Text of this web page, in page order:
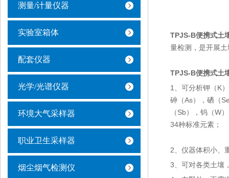
测量/计量仪器
实验室箱体
配套仪器
光学/光谱仪器
环境大气采样器
职业卫生采样器
烟尘烟气检测仪
TPJS-B便携式土
量检测，是开展
TPJS-B便携式土
1、可分析钾（K
砷（As），硒（
（Sb），钨（W
34种标准元素；
2、仪器体积小、
3、可对各类土壤